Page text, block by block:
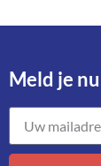
Meld je